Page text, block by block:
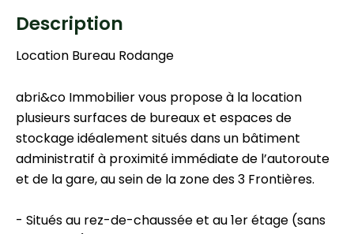
Description
Location Bureau Rodange
abri&co Immobilier vous propose à la location
plusieurs surfaces de bureaux et espaces de
stockage idéalement situés dans un bâtiment
administratif à proximité immédiate de l’autoroute
et de la gare, au sein de la zone des 3 Frontières.
- Situés au rez-de-chaussée et au 1er étage (sans